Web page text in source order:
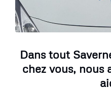
Dans tout
chez vous, nous